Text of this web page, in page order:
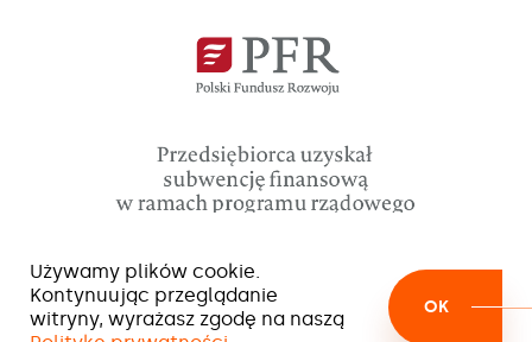
Używamy plików cookie.
Kontynuując przeglądanie
witryny, wyrażasz zgodę na naszą
OK